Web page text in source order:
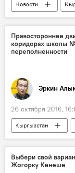
Новости
Бишкек
тепловые сети
Правостороннее
коридорах школы
переполненности
Эркин
26 октября 2016,
Кыргызстан
Мультимедиа
дорога
коридор
Выбери свой
Жогорку Кенеше